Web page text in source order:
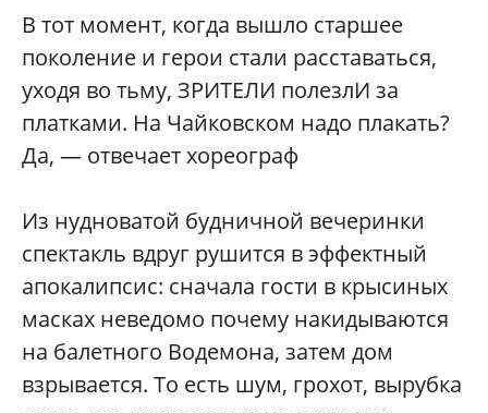
В тот момент, когда вышло старшее
поколение и герои стали расставаться,
уходя во тьму, ЗРИТЕЛИ полезлИ за
платками. На Чайковском надо плакать?
Да, — отвечает хореограф
Из нудноватой будничной вечеринки
спектакль вдруг рушится в эффектный
апокалипсис: сначала гости в крысиных
масках неведомо почему накидываются
на балетного Водемона, затем дом
взрывается. То есть шум, грохот, вырубка